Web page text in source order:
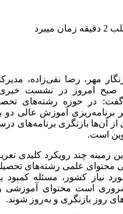
مهر، رضا نقی‌زاده،
صبح امروز در نشست
در حوزه رشته‌های
برنامه‌ریزی آموزش عالی دو
از آن‌ها بازنگری برنامه‌های
است.
زمینه چند رویکرد کلیدی
محتوای علمی رشته‌های
نیاز کشور، مسئله کمبود
است محتوای آموزشی
روز بازنگری و به‌روز شوند.